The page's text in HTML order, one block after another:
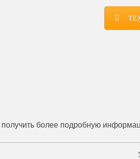
более подробную